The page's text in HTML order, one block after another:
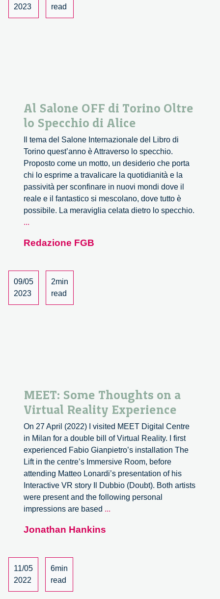
2023
read
Al Salone OFF di Torino Oltre
lo Specchio di Alice
Il tema del Salone Internazionale del Libro di
Torino quest’anno è Attraverso lo specchio.
Proposto come un motto, un desiderio che porta
chi lo esprime a travalicare la quotidianità e la
passività per sconfinare in nuovi mondi dove il
reale e il fantastico si mescolano, dove tutto è
possibile. La meraviglia celata dietro lo specchio.
...
OFF
Torino
Oltre
lo
Specchio
Redazione FGB
09/05
2023
2min
read
MEET: Some Thoughts on a
Virtual Reality Experience
On 27 April (2022) I visited MEET Digital Centre
in Milan for a double bill of Virtual Reality. I first
experienced Fabio Gianpietro’s installation The
Lift in the centre’s Immersive Room, before
attending Matteo Lonardi’s presentation of his
Interactive VR story Il Dubbio (Doubt). Both artists
were present and the following personal
impressions are based ...
Jonathan Hankins
11/05
2022
6min
read